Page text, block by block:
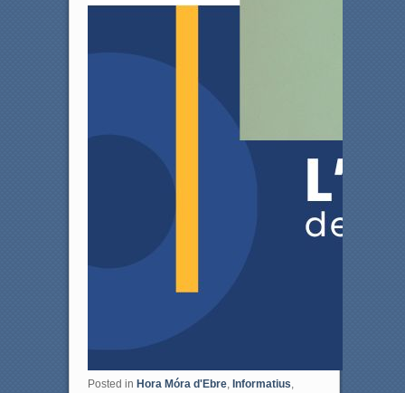
Posted in Hora Móra d'Ebre, Informatius,